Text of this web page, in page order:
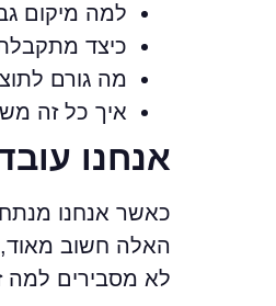
למה מיקום
כיצד
מה גורם
איך כל זה
אנחנו
האלה חשוב מאוד,
לא מסבירים למה